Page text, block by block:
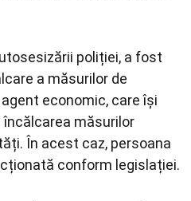
poliției, a fost
a măsurilor de
economic, care își
măsurilor
În acest caz, persoana
conform legislației.